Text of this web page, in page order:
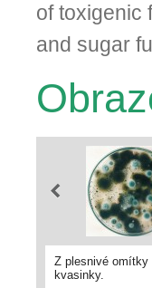
of toxigenic
and sugar
Z plesnivé omítky
kvasinky.